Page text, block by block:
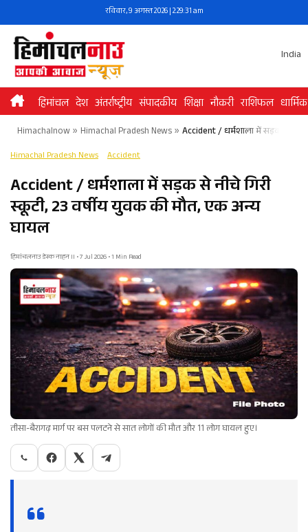
to
content
रविवार, 9 अगस्त 2026 | 2:29:31 am
India
हिमांचल देश अंतर्राष्ट्रीय संपादकीय शिक्षा नौकरी राशिफल धार्मिक
Himachalnow» Himachal Pradesh News» Accident / धर्मशाला में सड़क से नीचे
Himachal Pradesh News Accident
Accident / धर्मशाला में सड़क से नीचे गिरी
स्कूटी, 23 वर्षीय युवक की मौत, एक अन्य
घायल
हिमांचलनाउ डेस्क नाहन II • 7 Jul 2026 • 1 Min Read
तीसा-बैरागढ़ मार्ग पर बस पलटने से सात लोगों की मौत और 11 लोग घायल हुए।